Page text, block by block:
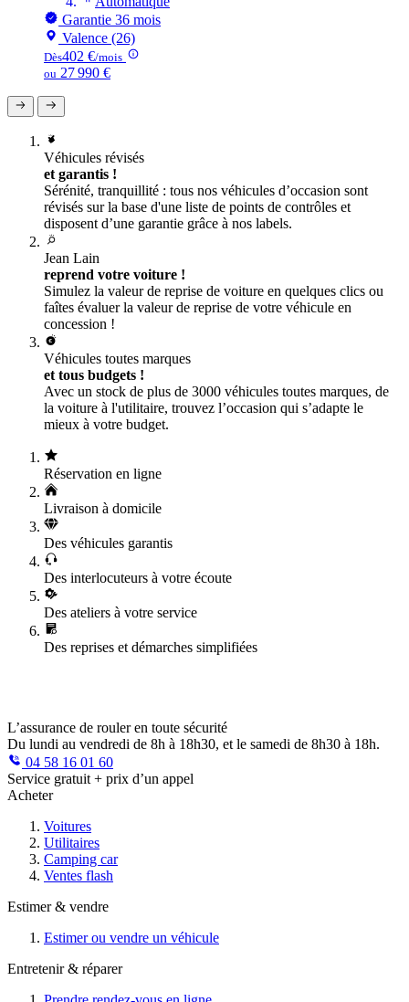
Garantie 36 mois
Valence (26)
Dès402 €/mois
ou 27 990 €
Véhicules révisés
et garantis !
Sérénité, tranquillité : tous nos véhicules d’occasion sont
révisés sur la base d'une liste de points de contrôles et
disposent d’une garantie grâce à nos labels.
Jean Lain
reprend votre voiture !
Simulez la valeur de reprise de voiture en quelques clics ou
faîtes évaluer la valeur de reprise de votre véhicule en
concession !
Véhicules toutes marques
et tous budgets !
Avec un stock de plus de 3000 véhicules toutes marques, de
la voiture à l'utilitaire, trouvez l’occasion qui s’adapte le
mieux à votre budget.
Réservation en ligne
Livraison à domicile
Des véhicules garantis
Des interlocuteurs à votre écoute
Des ateliers à votre service
Des reprises et démarches simplifiées
L’assurance de rouler en toute sécurité
Du lundi au vendredi de 8h à 18h30, et le samedi de 8h30 à 18h.
04 58 16 01 60
Service gratuit + prix d’un appel
Acheter
Voitures
Utilitaires
Camping car
Ventes flash
Estimer & vendre
Estimer ou vendre un véhicule
Entretenir & réparer